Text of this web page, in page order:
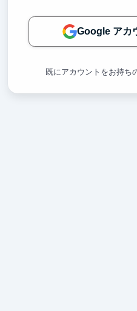
Google アカ
既にアカウントをお持ち